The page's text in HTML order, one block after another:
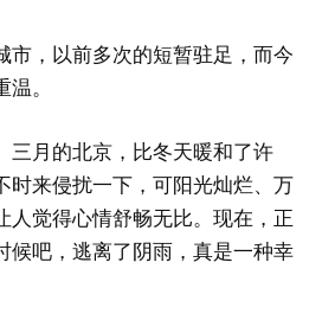
市，以前多次的短暂驻足，而今
。
三月的北京，比冬天暖和了许
时来侵扰一下，可阳光灿烂、万
人觉得心情舒畅无比。现在，正
候吧，逃离了阴雨，真是一种幸